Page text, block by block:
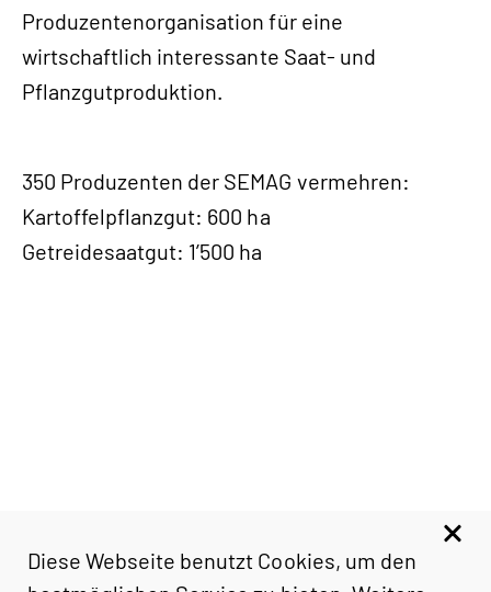
Produzentenorganisation für eine
wirtschaftlich interessante Saat- und
Pflanzgutproduktion.
350 Produzenten der SEMAG vermehren:
Kartoffelpflanzgut: 600 ha
Getreidesaatgut: 1’500 ha
Diese Webseite benutzt Cookies, um den